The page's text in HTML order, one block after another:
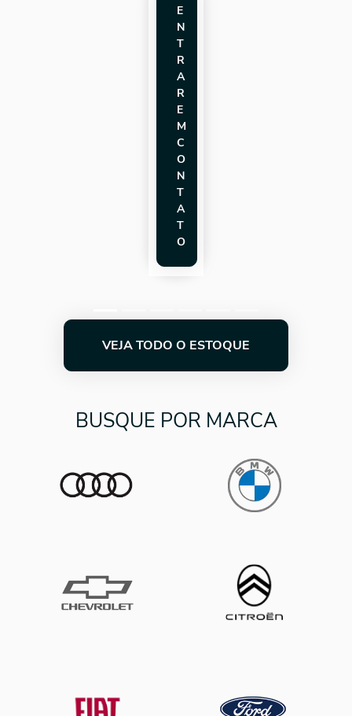
E
N
T
R
A
R
E
M
C
O
N
T
A
T
O
VEJA TODO O ESTOQUE
BUSQUE POR MARCA